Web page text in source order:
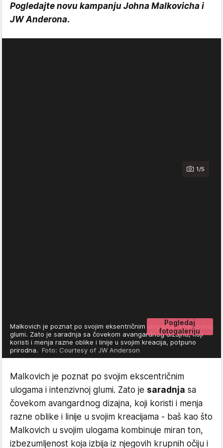
Pogledajte novu kampanju Johna Malkovicha i
JW Anderona.
1/5
Pogledaj
fotogaleriju
Malkovich je poznat po svojim eksentričnim ulogama i intenzivnoj
glumi. Zato je saradnja sa čovekom avangardnog dizajna, koji
koristi i menja razne oblike i linije u svojim kreacija, potpuno
prirodna. Foto: Courtesy of JW Anderson
Malkovich je poznat po svojim ekscentričnim
ulogama i intenzivnoj glumi. Zato je saradnja sa
čovekom avangardnog dizajna, koji koristi i menja
razne oblike i linije u svojim kreacijama - baš kao što
Malkovich u svojim ulogama kombinuje miran ton,
izbezumljenost koja izbija iz njegovih krupnih očiju i